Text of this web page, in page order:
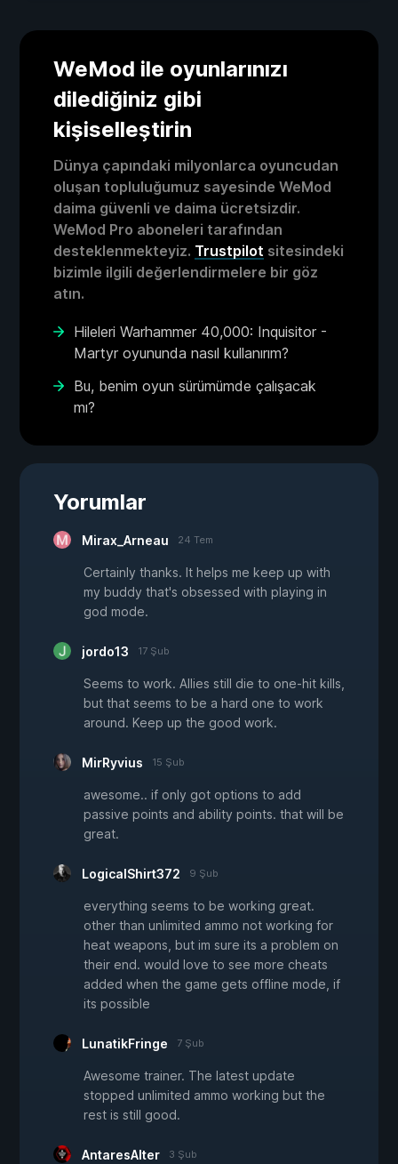
WeMod ile oyunlarınızı
dilediğiniz gibi
kişiselleştirin
Dünya çapındaki milyonlarca oyuncudan
oluşan topluluğumuz sayesinde WeMod
daima güvenli ve daima ücretsizdir.
WeMod Pro aboneleri tarafından
desteklenmekteyiz. Trustpilot sitesindeki
bizimle ilgili değerlendirmelere bir göz
atın.
Hileleri Warhammer 40,000: Inquisitor -
Martyr oyununda nasıl kullanırım?
Bu, benim oyun sürümümde çalışacak
mı?
Yorumlar
Mirax_Arneau 24 Tem
Certainly thanks. It helps me keep up with
my buddy that's obsessed with playing in
god mode.
jordo13 17 Şub
Seems to work. Allies still die to one-hit kills,
but that seems to be a hard one to work
around. Keep up the good work.
MirRyvius 15 Şub
awesome.. if only got options to add
passive points and ability points. that will be
great.
LogicalShirt372 9 Şub
everything seems to be working great.
other than unlimited ammo not working for
heat weapons, but im sure its a problem on
their end. would love to see more cheats
added when the game gets offline mode, if
its possible
LunatikFringe 7 Şub
Awesome trainer. The latest update
stopped unlimited ammo working but the
rest is still good.
AntaresAlter 3 Şub